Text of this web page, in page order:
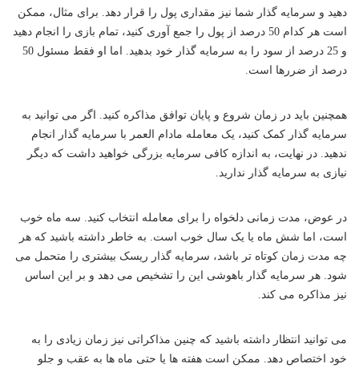
دهید و سرمایه گذار شما نیز مقداری پول را قرار دهد. برای مثال، ممکن
است هر کدام 50 درصد از پول را جمع آوری کنید، تمام بازی را انجام دهید
و 25 درصد از سود را به سرمایه گذار خود بدهید. اما او فقط مسئول 50
درصد از ضررها است.
همچنین باید در زمان شروع و پایان توافق مذاکره کنید. اگر می توانید به
سرمایه گذار کمک کنید، یک معامله مادام العمر با سرمایه گذار انجام
ندهید. در نهایت، به اندازه کافی سرمایه بزرگی خواهید داشت که دیگر
نیازی به سرمایه گذار ندارید.
در عوض، مدت زمانی دلخواه را برای معامله انتخاب کنید. سه ماه خوب
است، اما شش ماه یا یک سال خوب است. به خاطر داشته باشید که هر
چه مدت زمان کوتاه تر باشد، سرمایه گذار ریسک بیشتری را متحمل می
شود. هر سرمایه گذار باهوشی این را تشخیص می دهد و بر این اساس
نیز مذاکره می کند.
می توانید انتظار داشته باشید که چنین مذاکراتی نیز زمان زیادی را به
خود اختصاص دهد. ممکن است هفته ها یا حتی ماه ها به عقب و جلو